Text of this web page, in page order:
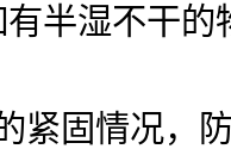
半湿不干
紧固情况，